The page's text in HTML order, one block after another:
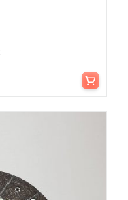
Aggiungi al carrello